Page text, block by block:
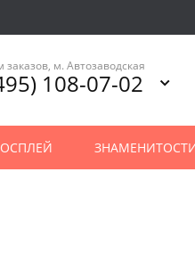
заказов, м. Автозаводская
108-07-02